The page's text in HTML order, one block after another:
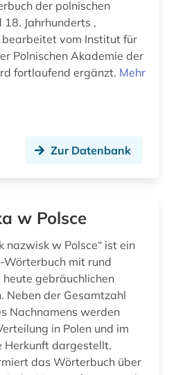
der polnischen
18. Jahrhunderts ,
vom Institut für
Polnischen Akademie der
fortlaufend ergänzt. Mehr
Zur Datenbank
w Polsce
nazwisk w Polsce“ ist ein
Wörterbuch mit rund
gebräuchlichen
Nachnamens werden
in Polen und im
Herkunft dargestellt.
das Wörterbuch über